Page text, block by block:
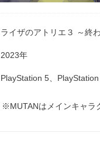
ライザのアトリエ３ ～終
2023年
PlayStation 5、
※MUTANはメインキャラ